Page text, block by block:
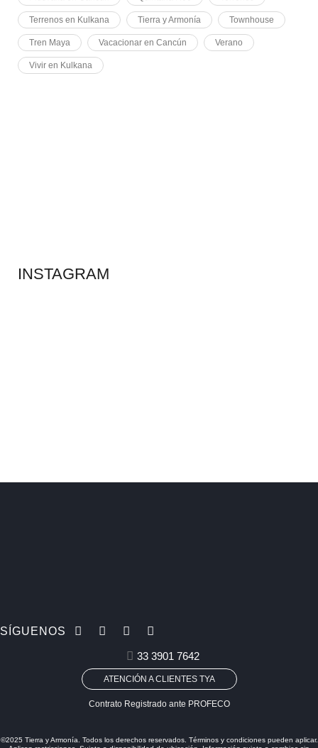
Terrenos en Kulkana Tierra y Armonía Townhouse
Tren Maya Vacacionar en Cancún Verano
Vivir en Kulkana
INSTAGRAM
SÍGUENOS
33 3901 7642
ATENCIÓN A CLIENTES TYA
Contrato Registrado ante PROFECO
©2025 Tierra y Armonía. Todos los derechos reservados. Términos y condiciones pueden aplicar.